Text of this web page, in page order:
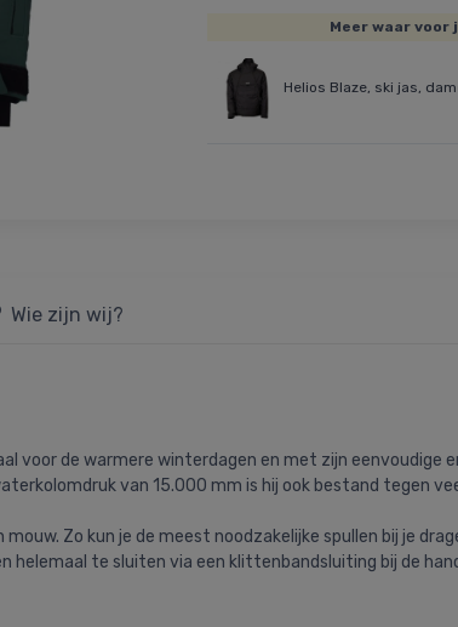
Meer waar voor
Helios Blaze, ski jas,
Wie zijn wij?
voor de warmere winterdagen en met zijn eenvoudige
van 15.000 mm is hij ook bestand tegen
Zo kun je de meest noodzakelijke spullen bij je
te sluiten via een klittenbandsluiting bij de